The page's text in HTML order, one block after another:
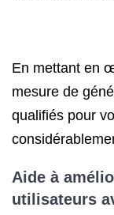
En mettant en
mesure de
qualifiés pour
Aide à
utilisateurs